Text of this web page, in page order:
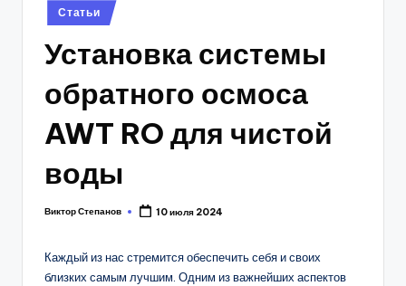
Posted
in
Статьи
Установка системы
обратного осмоса
AWT RO для чистой
воды
Posted
Виктор Степанов 10 июля 2024
Каждый из нас стремится обеспечить себя и своих
близких самым лучшим. Одним из важнейших аспектов